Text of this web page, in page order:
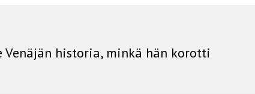
historia, minkä hän korotti